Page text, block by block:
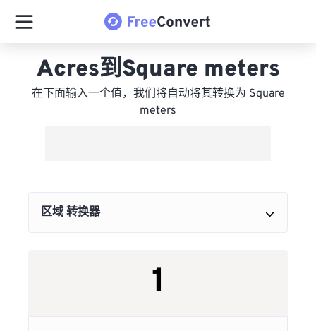
Acres到Square meters
在下面输入一个值，我们将自动将其转换为 Square
meters